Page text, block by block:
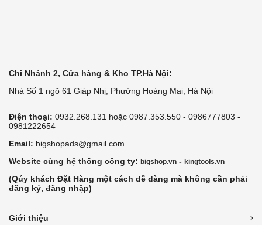
Chi Nhánh 2, Cửa hàng & Kho TP.Hà Nội:
Nhà Số 1 ngõ 61 Giáp Nhị, Phường Hoàng Mai, Hà Nội
Điện thoại: 0932.268.131 hoặc 0987.353.550 - 0986777803 -
0981222654
Email: bigshopads@gmail.com
Website cùng hệ thống công ty: bigshop.vn - kingtools.vn
(Qúy khách Đặt Hàng một cách dễ dàng mà không cần phải
đăng ký, đăng nhập)
Giới thiệu